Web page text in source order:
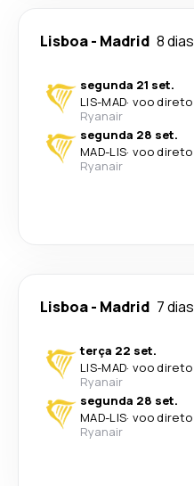
Lisboa- Madrid 8 dias
segunda 21 set.
LIS-MAD· voo direto
Ryanair
segunda 28 set.
MAD-LIS· voo direto
Ryanair
Lisboa- Madrid 7 dias
terça 22 set.
LIS-MAD· voo direto
Ryanair
segunda 28 set.
MAD-LIS· voo direto
Ryanair